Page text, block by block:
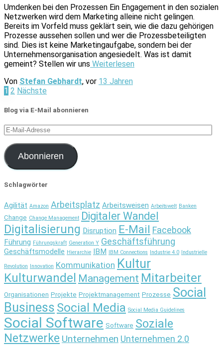
Umdenken bei den Prozessen Ein Engagement in den sozialen
Netzwerken wird dem Marketing alleine nicht gelingen.
Bereits im Vorfeld muss geklärt sein, wie die dazu gehörigen
Prozesse aussehen sollen und wer die Prozessbeteiligten
sind. Dies ist keine Marketing­aufgabe, sondern bei der
Unternehmens­organisation ange­siedelt. Was ist damit
gemeint? Stellen wir uns Weiterlesen
Von Stefan Gebhardt, vor 13 Jahren
Seitennummerierung
der
1 2 Nächste
Blog via E-Mail abonnieren
E-
Adresse
Abonnieren
Schlagwörter
Agilität Amazon Arbeitsplatz Arbeitsweisen Arbeitswelt Banken
Change Change Management Digitaler Wandel
Digitalisierung Disruption E-Mail Facebook
Führung Führungskraft Generation Y Geschäftsführung
Geschäftsmodelle Hierarchie IBM IBM Connections Industrie 4.0 Industrielle
Revolution Innovation Kommunikation Kultur
Kulturwandel Management Mitarbeiter
Organisationen Projekte Projektmanagement Prozesse Social
Business Social Media Social Media Guidelines
Social Software Software Soziale
Netzwerke Unternehmen Unternehmen 2.0